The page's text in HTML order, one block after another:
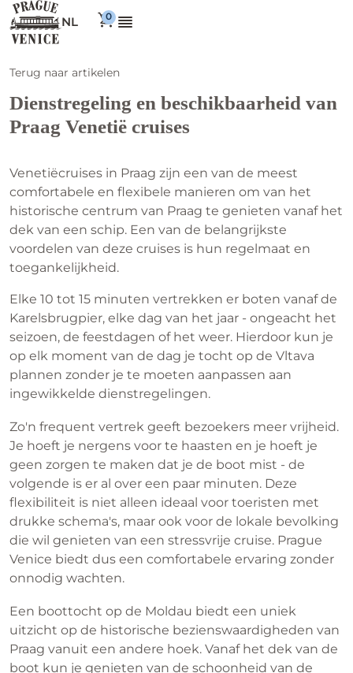
NL
Terug naar artikelen
Dienstregeling en beschikbaarheid van
Praag Venetië cruises
Venetiëcruises in Praag zijn een van de meest
comfortabele en flexibele manieren om van het
historische centrum van Praag te genieten vanaf het
dek van een schip. Een van de belangrijkste
voordelen van deze cruises is hun regelmaat en
toegankelijkheid.
Elke 10 tot 15 minuten vertrekken er boten vanaf de
Karelsbrugpier, elke dag van het jaar - ongeacht het
seizoen, de feestdagen of het weer. Hierdoor kun je
op elk moment van de dag je tocht op de Vltava
plannen zonder je te moeten aanpassen aan
ingewikkelde dienstregelingen.
Zo'n frequent vertrek geeft bezoekers meer vrijheid.
Je hoeft je nergens voor te haasten en je hoeft je
geen zorgen te maken dat je de boot mist - de
volgende is er al over een paar minuten. Deze
flexibiliteit is niet alleen ideaal voor toeristen met
drukke schema's, maar ook voor de lokale bevolking
die wil genieten van een stressvrije cruise. Prague
Venice biedt dus een comfortabele ervaring zonder
onnodig wachten.
Een boottocht op de Moldau biedt een uniek
uitzicht op de historische bezienswaardigheden van
Praag vanuit een andere hoek. Vanaf het dek van de
boot kun je genieten van de schoonheid van de